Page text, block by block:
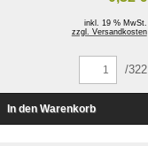
inkl. 19 % MwSt.
zzgl. Versandkosten
/322